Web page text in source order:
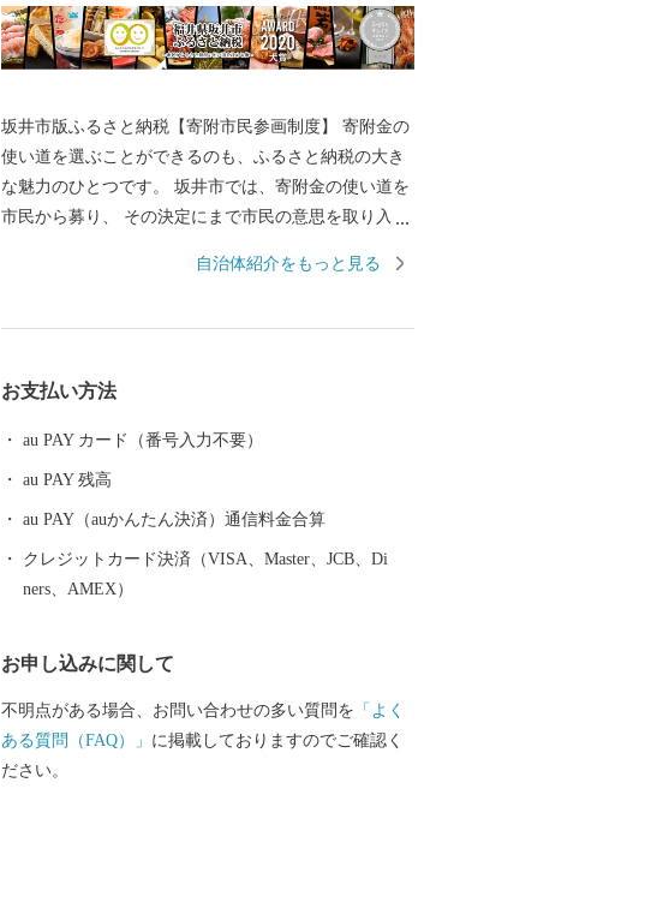
坂井市版ふるさと納税【寄附市民参画制度】 寄附金の
使い道を選ぶことができるのも、ふるさと納税の大き
な魅力のひとつです。 坂井市では、寄附金の使い道を
市民から募り、 その決定にまで市民の意思を取り入れ
礼品を選ぶときのように、ワクワクしながら寄附金の
ール】 坂井市は福井県の北部に位置し、県内随一の穀
倉地帯である坂井平野が広がる”コシヒカリのふるさ
故郷です。) その他、若狭牛、甘えび、越前がに、花
らっきょう、越前そば、油揚げなど豊かな食に恵まれ
ており、地場産業である越前織による織マークは国内
笑顔になれるまち坂井市へのご支援のほどよろしくお
願いします。 〈プライバシーポリシー（個人情報保護
方針）について〉 お客様からいただいた個人情報は、
自治体紹介をもっと見る
お支払い方法
au PAY カード（番号入力不要）
au PAY 残高
au PAY（auかんたん決済）通信料金合算
クレジットカード決済（VISA、Master、JCB、Di
ners、AMEX）
お申し込みに関して
不明点がある場合、お問い合わせの多い質問を 「よく
ある質問（FAQ）」 に掲載しておりますのでご確認く
ださい。